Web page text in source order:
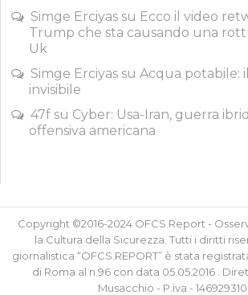
Simge Erciyas su Ecco il video
Trump che sta causando una
Uk
Simge Erciyas su Acqua potabile:
invisibile
47f su Cyber: Usa-Iran, guerra
offensiva americana
Copyright ©2016-2024 OFCS.Report -
la Cultura della Sicurezza. Tutti i diritti
giornalistica “OFCS.REPORT” è stata
di Roma al n.96 con data 05.05.2016 .
Musacchio - P.iva -